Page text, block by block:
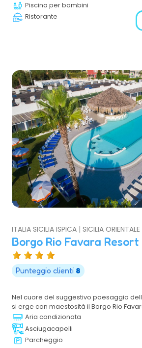
Piscina per bambini
Ristorante
ITALIA SICILIA ISPICA | SICILIA ORIENTALE
Borgo Rio Favara Resort
Punteggio clienti 8
Nel cuore del suggestivo paesaggio
si erge con maestosità il Borgo Rio
incantevole rifugio, caratterizzato dalle
mediterraneo, offre un'esperienza unica
comfort di alloggi moderni e una natura
la sua spiaggia di sabbia dorata e un
Aria condizionata
Asciugacapelli
Parcheggio